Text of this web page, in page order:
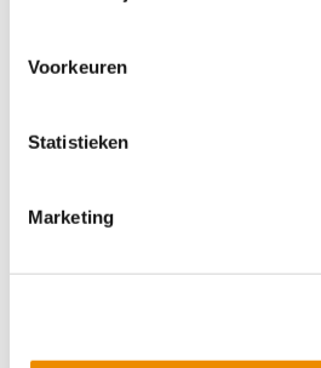
Voorkeuren
Statistieken
Marketing